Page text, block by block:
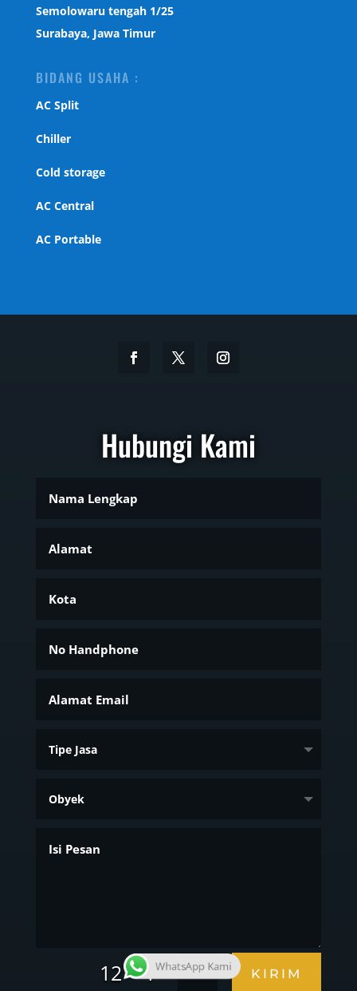
Semolowaru tengah 1/25
Surabaya, Jawa Timur
BIDANG USAHA :
AC Split
Chiller
Cold storage
AC Central
AC Portable
Hubungi Kami
12 + 1= KIRIM
WhatsApp Kami